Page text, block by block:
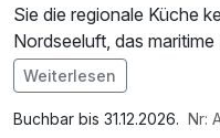
Sie die regionale Küche
Nordseeluft, das
Stunden im gemütlichen
Aufenthalt zu einer
Erholung und nordischem
Im Angebot enthalten
1 Flasche Mineralwasser,
Weiterlesen
Buchbar bis 31.12.2026. Nr: